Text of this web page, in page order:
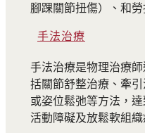
腳踝關節扭傷）、和
手法治療
手法治療是物理治療
括關節舒整治療、牽
或姿位鬆弛等方法，
活動障礙及放鬆軟組織